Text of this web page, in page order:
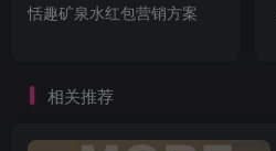
新闻种草，强调头皮发丝的养护及1
的洁净力。注：图文仅为示意，具体
汉双第1类类建政第2西关键浅双菌西关
尝。941021-
恬趣矿泉水红包营销方案
相关推荐